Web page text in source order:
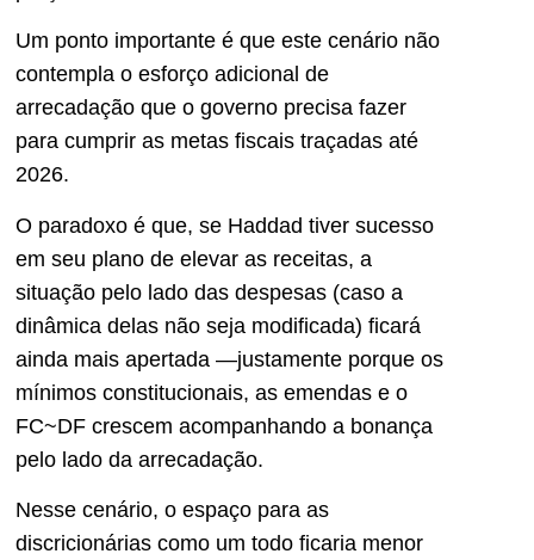
Um ponto importante é que este cenário não
contempla o esforço adicional de
arrecadação que o governo precisa fazer
para cumprir as metas fiscais traçadas até
2026.
O paradoxo é que, se Haddad tiver sucesso
em seu plano de elevar as receitas, a
situação pelo lado das despesas (caso a
dinâmica delas não seja modificada) ficará
ainda mais apertada —justamente porque os
mínimos constitucionais, as emendas e o
FC~DF crescem acompanhando a bonança
pelo lado da arrecadação.
Nesse cenário, o espaço para as
discricionárias como um todo ficaria menor